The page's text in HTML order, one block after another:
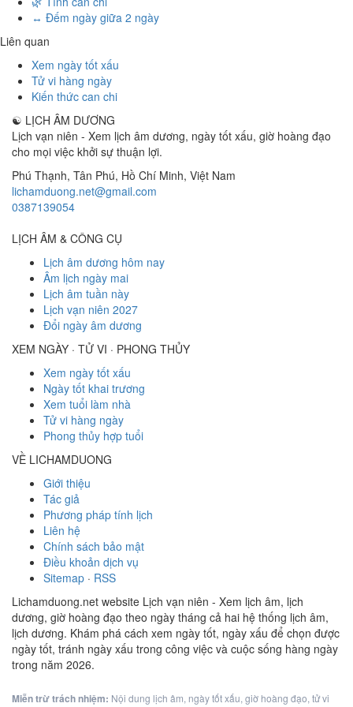
↔️ Đếm ngày giữa 2 ngày
Liên quan
Xem ngày tốt xấu
Tử vi hàng ngày
Kiến thức can chi
☯ LỊCH ÂM DƯƠNG
Lịch vạn niên - Xem lịch âm dương, ngày tốt xấu, giờ hoàng đạo
cho mọi việc khởi sự thuận lợi.
Phú Thạnh, Tân Phú, Hồ Chí Minh, Việt Nam
lichamduong.net@gmail.com
0387139054
LỊCH ÂM & CÔNG CỤ
Lịch âm dương hôm nay
Âm lịch ngày mai
Lịch âm tuần này
Lịch vạn niên 2027
Đổi ngày âm dương
XEM NGÀY · TỬ VI · PHONG THỦY
Xem ngày tốt xấu
Ngày tốt khai trương
Xem tuổi làm nhà
Tử vi hàng ngày
Phong thủy hợp tuổi
VỀ LICHAMDUONG
Giới thiệu
Tác giả
Phương pháp tính lịch
Liên hệ
Chính sách bảo mật
Điều khoản dịch vụ
Sitemap · RSS
Lichamduong.net website Lịch vạn niên - Xem lịch âm, lịch
dương, giờ hoàng đạo theo ngày tháng cả hai hệ thống lịch âm,
lịch dương. Khám phá cách xem ngày tốt, ngày xấu để chọn được
ngày tốt, tránh ngày xấu trong công việc và cuộc sống hàng ngày
trong năm 2026.
Miễn trừ trách nhiệm: Nội dung lịch âm, ngày tốt xấu, giờ hoàng đạo, tử vi